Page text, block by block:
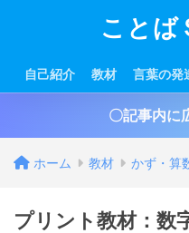
ことば
自己紹介 教材 言葉の発
〇記事内に
ホーム 教材 かず・算
プリント教材：数